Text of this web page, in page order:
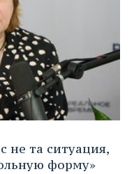
не та ситуация,
форму»